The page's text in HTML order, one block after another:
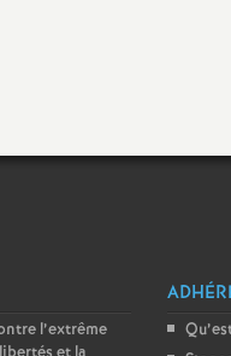
l’extrême